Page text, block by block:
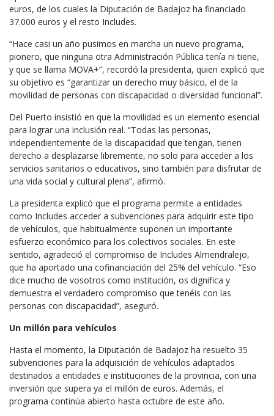
euros, de los cuales la Diputación de Badajoz ha financiado
37.000 euros y el resto Includes.
“Hace casi un año pusimos en marcha un nuevo programa,
pionero, que ninguna otra Administración Pública tenía ni tiene,
y que se llama MOVA+”, recordó la presidenta, quien explicó que
su objetivo es “garantizar un derecho muy básico, el de la
movilidad de personas con discapacidad o diversidad funcional”.
Del Puerto insistió en que la movilidad es un elemento esencial
para lograr una inclusión real. “Todas las personas,
independientemente de la discapacidad que tengan, tienen
derecho a desplazarse libremente, no solo para acceder a los
servicios sanitarios o educativos, sino también para disfrutar de
una vida social y cultural plena”, afirmó.
La presidenta explicó que el programa permite a entidades
como Includes acceder a subvenciones para adquirir este tipo
de vehículos, que habitualmente suponen un importante
esfuerzo económico para los colectivos sociales. En este
sentido, agradeció el compromiso de Includes Almendralejo,
que ha aportado una cofinanciación del 25% del vehículo. “Eso
dice mucho de vosotros como institución, os dignifica y
demuestra el verdadero compromiso que tenéis con las
personas con discapacidad”, aseguró.
Un millón para vehículos
Hasta el momento, la Diputación de Badajoz ha resuelto 35
subvenciones para la adquisición de vehículos adaptados
destinados a entidades e instituciones de la provincia, con una
inversión que supera ya el millón de euros. Además, el
programa continúa abierto hasta octubre de este año.